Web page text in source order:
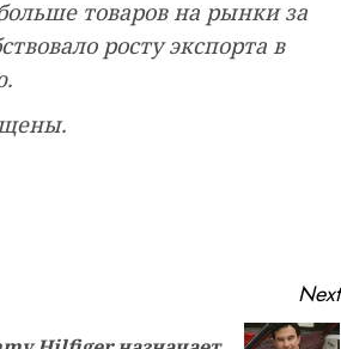
товаров на рынки за
росту экспорта в
Next